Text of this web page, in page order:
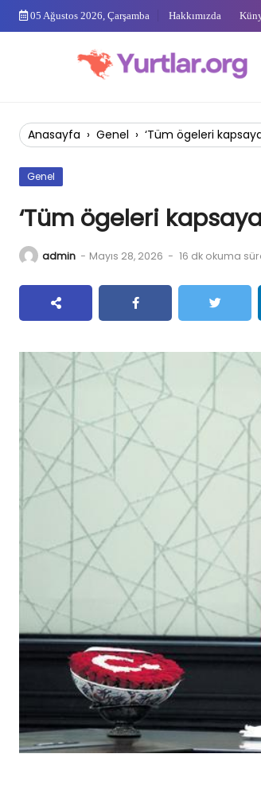
Skip
05 Ağustos 2026, Çarşamba Hakkımızda
Anasayfa › Genel › ‘Tüm ögeleri
Genel
‘Tüm ögeleri
admin - Mayıs 28, 2026 - 16 dk okuma